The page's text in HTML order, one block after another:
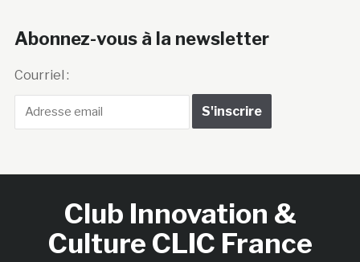
Abonnez-vous à la newsletter
Courriel :
Club Innovation &
Culture CLIC France